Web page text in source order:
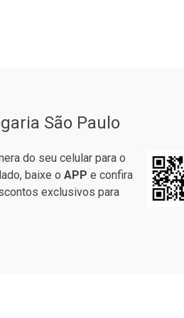
cada
cada
Por R$ 49,27/cada
Por R$ 49,27/cada
São Paulo
do seu celular para o
baixe o APP e confira
exclusivos para